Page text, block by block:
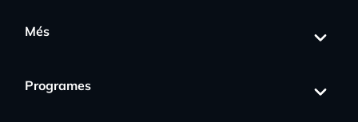
Més
Programes